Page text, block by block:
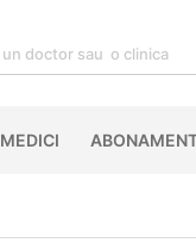
MEDICI